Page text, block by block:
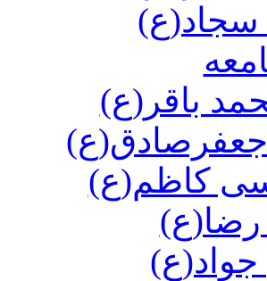
سجاد(ع)
باقر(ع)
جعفرصادق(ع)
کاظم(ع)